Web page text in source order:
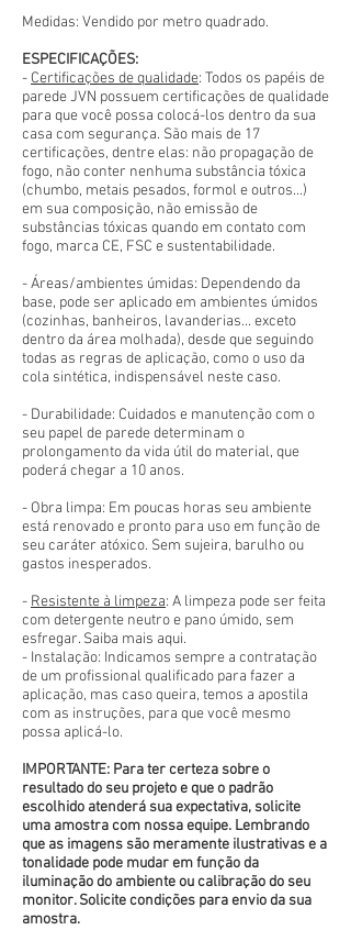
Medidas: Vendido por metro quadrado.
ESPECIFICAÇÕES:
- Certificações de qualidade: Todos os papéis de
parede JVN possuem certificações de qualidade
para que você possa colocá-los dentro da sua
casa com segurança. São mais de 17
certificações, dentre elas: não propagação de
fogo, não conter nenhuma substância tóxica
(chumbo, metais pesados, formol e outros...)
em sua composição, não emissão de
substâncias tóxicas quando em contato com
fogo, marca CE, FSC e sustentabilidade.
- Áreas/ambientes úmidas: Dependendo da
base, pode ser aplicado em ambientes úmidos
(cozinhas, banheiros, lavanderias... exceto
dentro da área molhada), desde que seguindo
todas as regras de aplicação, como o uso da
cola sintética, indispensável neste caso.
- Durabilidade: Cuidados e manutenção com o
seu papel de parede determinam o
prolongamento da vida útil do material, que
poderá chegar a 10 anos.
- Obra limpa: Em poucas horas seu ambiente
está renovado e pronto para uso em função de
seu caráter atóxico. Sem sujeira, barulho ou
gastos inesperados.
- Resistente à limpeza: A limpeza pode ser feita
com detergente neutro e pano úmido, sem
esfregar. Saiba mais aqui.
- Instalação: Indicamos sempre a contratação
de um profissional qualificado para fazer a
aplicação, mas caso queira, temos a apostila
com as instruções, para que você mesmo
possa aplicá-lo.
IMPORTANTE: Para ter certeza sobre o
resultado do seu projeto e que o padrão
escolhido atenderá sua expectativa, solicite
uma amostra com nossa equipe. Lembrando
que as imagens são meramente ilustrativas e a
tonalidade pode mudar em função da
iluminação do ambiente ou calibração do seu
monitor. Solicite condições para envio da sua
amostra.